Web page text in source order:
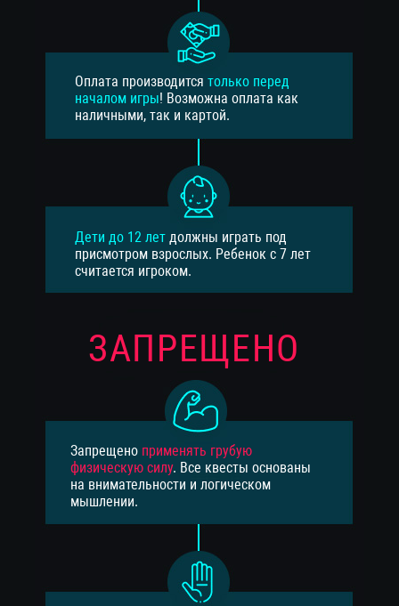
Оплата производится только перед
началом игры! Возможна оплата как
наличными, так и картой.
Дети до 12 лет должны играть под
присмотром взрослых. Ребенок с 7 лет
считается игроком.
ЗАПРЕЩЕНО
Запрещено применять грубую
физическую силу. Все квесты основаны
на внимательности и логическом
мышлении.